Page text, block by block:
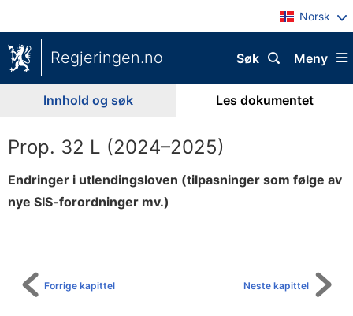
Norsk
Regjeringen.no Meny
Søk
Innhold og søk Les dokumentet
Prop. 32 L (2024–2025)
Endringer i utlendingsloven (tilpasninger som følge av
nye SIS-forordninger mv.)
Neste kapittel
Forrige kapittel